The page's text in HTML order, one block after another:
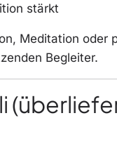
stärkt
Meditation oder
Begleiter.